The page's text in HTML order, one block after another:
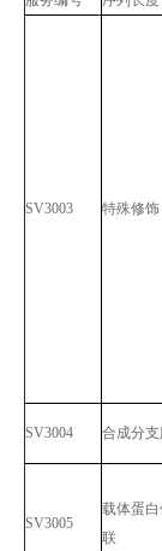
SV3003 特殊修饰
SV3004 合成分支
SV3005
载体蛋白
联